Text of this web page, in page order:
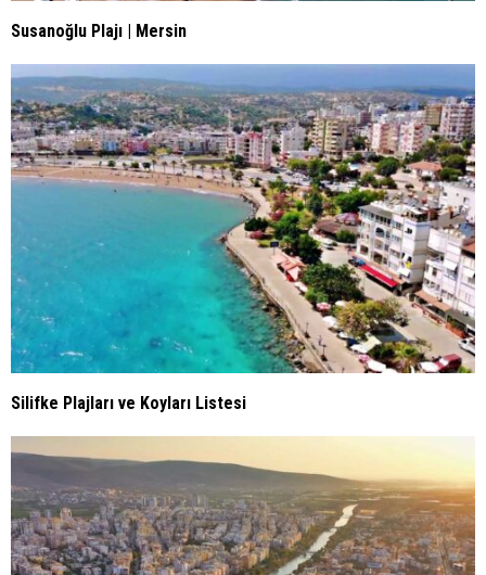
Susanoğlu Plajı | Mersin
Silifke Plajları ve Koyları Listesi